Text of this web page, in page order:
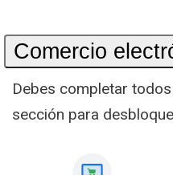
Comercio
Debes completar
sección para